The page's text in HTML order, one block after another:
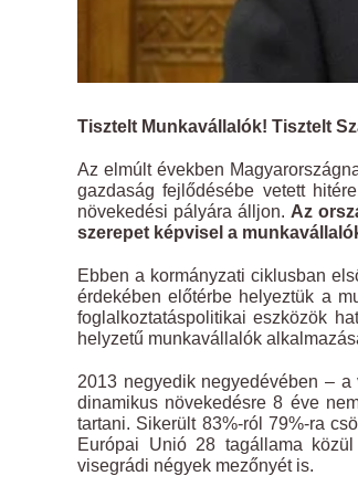
Tisztelt Munkavállalók! Tisztelt
Az elmúlt években
gazdaság fejlődésébe vetett
növekedési pályára álljon. Az
szerepet képvisel a
Ebben a kormányzati ciklusban
érdekében előtérbe helyeztük a
foglalkoztatáspolitikai eszközök
helyzetű munkavállalók
2013 negyedik negyedévében –
dinamikus növekedésre 8 éve
tartani. Sikerült 83%-ról 79%-ra
Európai Unió 28 tagállama
visegrádi négyek mezőnyét is.